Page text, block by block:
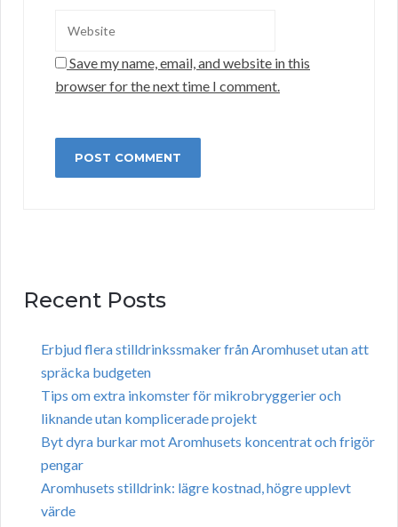
Save my name, email, and website in this
browser for the next time I comment.
Recent Posts
Erbjud flera stilldrinkssmaker från Aromhuset utan att
spräcka budgeten
Tips om extra inkomster för mikrobryggerier och
liknande utan komplicerade projekt
Byt dyra burkar mot Aromhusets koncentrat och frigör
pengar
Aromhusets stilldrink: lägre kostnad, högre upplevt
värde